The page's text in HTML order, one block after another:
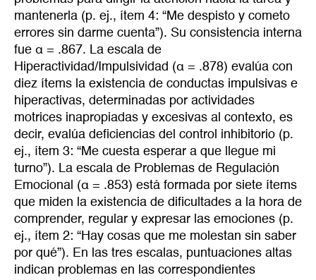
mantenerla (p. ej., ítem 4: “Me despisto y cometo
errores sin darme cuenta”). Su consistencia interna
fue α = .867. La escala de
Hiperactividad/Impulsividad (α = .878) evalúa con
diez ítems la existencia de conductas impulsivas e
hiperactivas, determinadas por actividades
motrices inapropiadas y excesivas al contexto, es
decir, evalúa deficiencias del control inhibitorio (p.
ej., ítem 3: “Me cuesta esperar a que llegue mi
turno”). La escala de Problemas de Regulación
Emocional (α = .853) está formada por siete ítems
que miden la existencia de dificultades a la hora de
comprender, regular y expresar las emociones (p.
ej., ítem 2: “Hay cosas que me molestan sin saber
por qué”). En las tres escalas, puntuaciones altas
indican problemas en las correspondientes